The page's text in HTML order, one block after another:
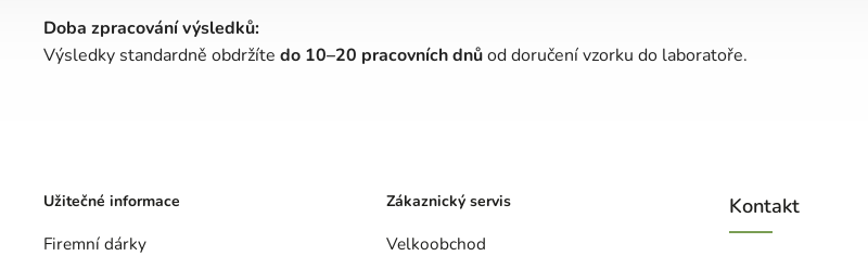
Doba zpracování výsledků:
Výsledky standardně obdržíte do 10–20 pracovních dnůod doručení vzorku do laboratoře.
Užitečné informace
Firemní dárky
Zákaznický servis
Velkoobchod
Kontakt